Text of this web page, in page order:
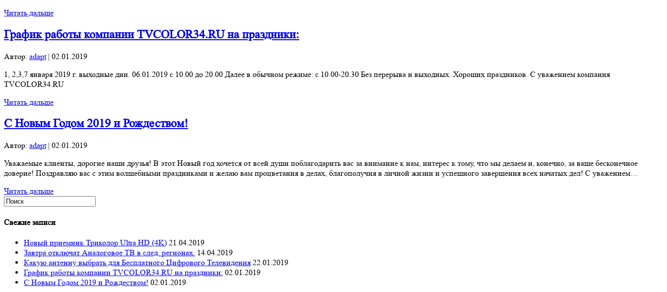
Читать дальше
График работы компании TVCOLOR34.RU на праздники:
Автор: adapt| 02.01.2019
1, 2,3,7 января 2019 г. выходные дни. 06.01.2019 с 10.00 до 20.00 Далее в обычном режиме: с 10.00-20.30 Без перерыва и выходных. Хороших праздников. С уважением компания
TVCOLOR34.RU
Читать дальше
С Новым Годом 2019 и Рождеством!
Автор: adapt| 02.01.2019
Уважаемые клиенты, дорогие наши друзья! В этот Новый год хочется от всей души поблагодарить вас за внимание к нам, интерес к тому, что мы делаем и, конечно, за ваше бесконечное
доверие! Поздравляю вас с этим волшебными праздниками и желаю вам процветания в делах, благополучия в личной жизни и успешного завершения всех начатых дел! С уважением…
Читать дальше
Свежие записи
Новый приемник Триколор Ultra HD (4K) 21.04.2019
Завтра отключат Аналоговое ТВ в след. регионах. 14.04.2019
Какую антенну выбрать для Бесплатного Цифрового Телевидения 22.01.2019
График работы компании TVCOLOR34.RU на праздники: 02.01.2019
С Новым Годом 2019 и Рождеством! 02.01.2019